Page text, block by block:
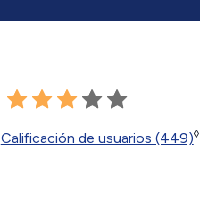
Calificación de usuarios (449)◊